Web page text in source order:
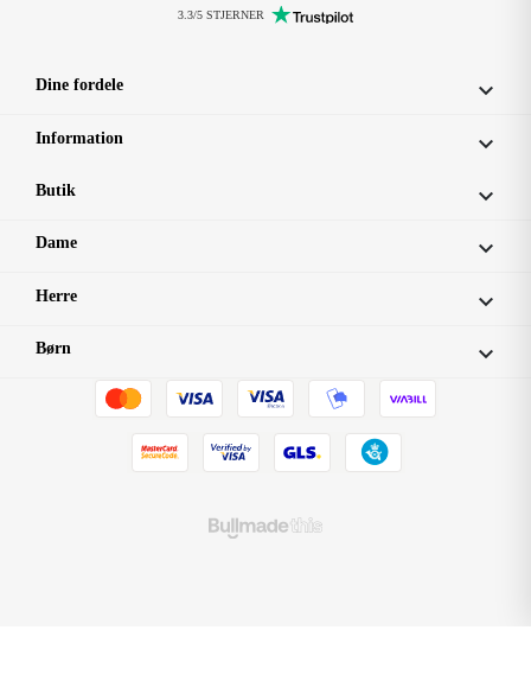
3.3/5 STJERNER
Dine fordele 
Information 
Butik 
Dame 
Herre 
Børn 